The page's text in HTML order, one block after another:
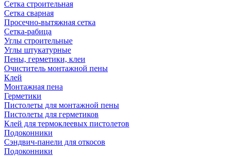
Сетка строительная
Сетка сварная
Просечно-вытяжная сетка
Сетка-рабица
Углы строительные
Углы штукатурные
Пены, герметики, клеи
Очиститель монтажной пены
Клей
Монтажная пена
Герметики
Пистолеты для монтажной пены
Пистолеты для герметиков
Клей для термоклеевых пистолетов
Подоконники
Сэндвич-панели для откосов
Подоконники